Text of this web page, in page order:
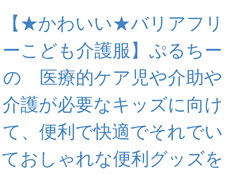
【★かわいい★バリアフリ
ーこども介護服】ぷるちー
の 医療的ケア児や介助や
介護が必要なキッズに向け
て、便利で快適でそれでい
ておしゃれな便利グッズを